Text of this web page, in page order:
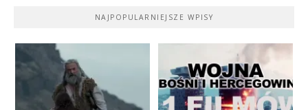
NAJPOPULARNIEJSZE WPISY